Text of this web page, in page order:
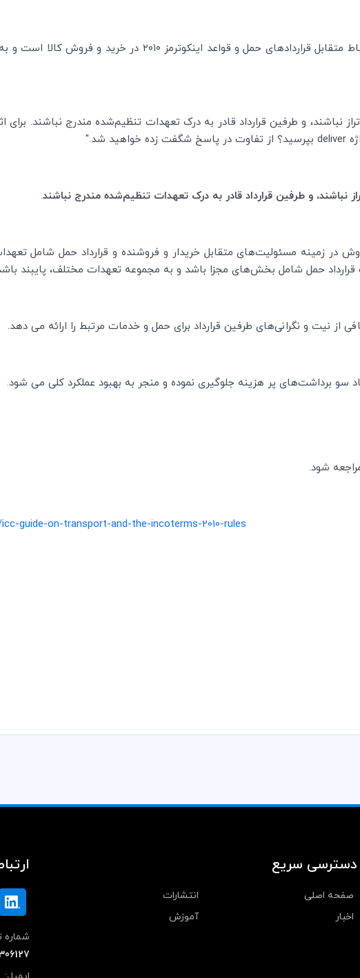
اینکوترمز ۲۰۱۰ در خرید و فروش کالا است و به خوانندگان در نشان
نباشند، و طرفین قرارداد قادر به درک تعهدات تنظیم‌شده مندرج نباشند.
deliver بپرسید؟ از تفاوت در پاسخ شگفت زده خواهید شد."
نباشند، و طرفین قرارداد قادر به درک تعهدات تنظیم‌شده مندرج نباشند.
فروش در زمینه مسئولیت‌های متقابل‌ خریدار و فروشنده و قرارداد حمل شامل
حمل شامل بخش‌های مجزا باشد و به مجموعه تعهدات مختلف، پایبند
از نیت و نگرانی‌های طرفین قرارداد برای حمل و خدمات مرتبط را ارائه می دهد.
سو برداشت‌های پر هزینه جلوگیری نموده و منجر به بهبود عملکرد کلی می شود.
شود.
guide-on-transport-and-the-incoterms-2010-rules
دسترسی سریع
صفحه اصلی
انتشارات
اخبار
آموزش
شماره